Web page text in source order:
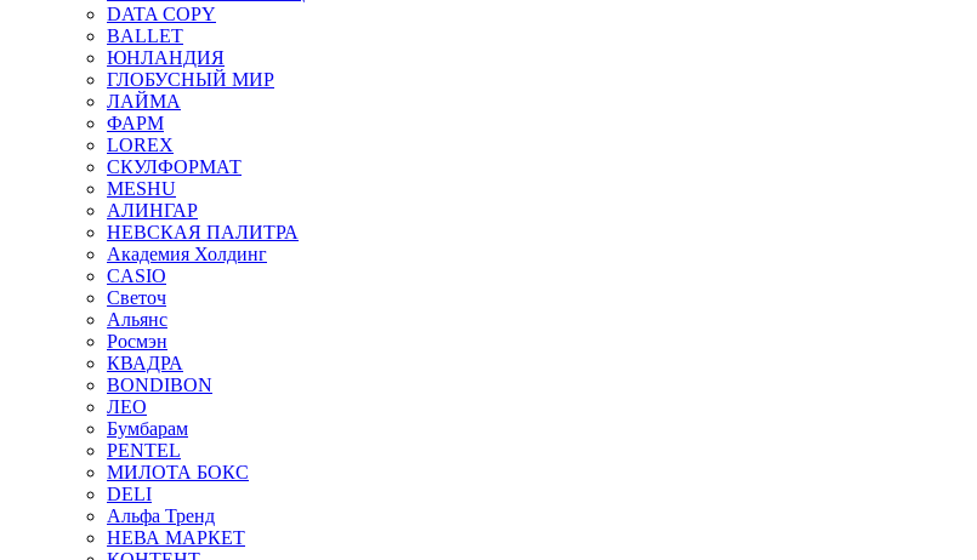
DATA COPY
BALLET
ЮНЛАНДИЯ
ГЛОБУСНЫЙ МИР
ЛАЙМА
ФАРМ
LOREX
СКУЛФОРМАТ
MESHU
АЛИНГАР
НЕВСКАЯ ПАЛИТРА
Академия Холдинг
CASIO
Светоч
Альянс
Росмэн
КВАДРА
BONDIBON
ЛЕО
Бумбарам
PENTEL
МИЛОТА БОКС
DELI
Альфа Тренд
НЕВА МАРКЕТ